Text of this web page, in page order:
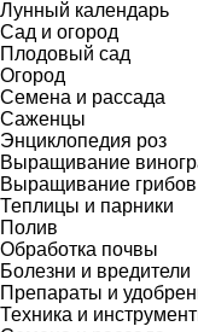
Лунный календарь
Сад и огород
Плодовый сад
Огород
Семена и рассада
Саженцы
Энциклопедия роз
Выращивание
Выращивание грибов
Теплицы и парники
Полив
Обработка почвы
Болезни и вредители
Препараты и
Техника и